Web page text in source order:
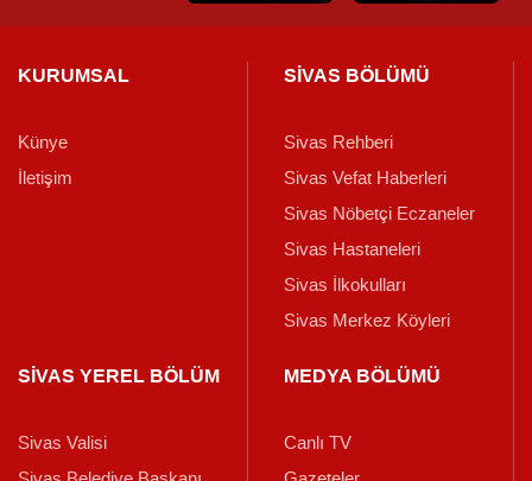
KURUMSAL
Künye
İletişim
SİVAS BÖLÜMÜ
Sivas Rehberi
Sivas Vefat Haberleri
Sivas Nöbetçi Eczaneler
Sivas Hastaneleri
Sivas İlkokulları
Sivas Merkez Köyleri
SİVAS YEREL BÖLÜM
Sivas Valisi
MEDYA BÖLÜMÜ
Canlı TV